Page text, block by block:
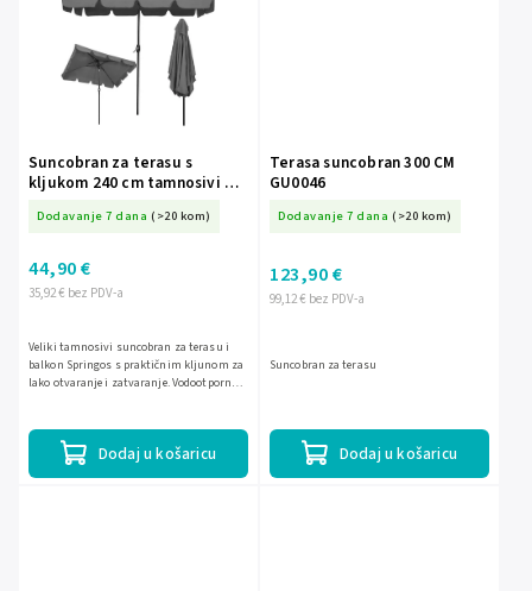
Suncobran za terasu s
kljukom 240 cm tamnosivi S-
Dodavanje 7 dana (>20 kom)
35,92 € bez PDV-a
44,90 €
Dodaj u košaricu
Veliki tamnosivi suncobran za terasu i
balkon Springos s praktičnim kljunom za
lako otvaranje i zatvaranje. Vodootporna
Terasa suncobran 300 CM
GU0046
Dodavanje 7 dana (>20 kom)
99,12 € bez PDV-a
123,90 €
Dodaj u košaricu
Suncobran za terasu